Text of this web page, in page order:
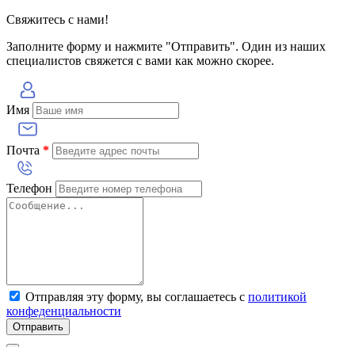
Свяжитесь с нами!
Заполните форму и нажмите "Отправить". Один из наших
специалистов свяжется с вами как можно скорее.
Имя
Почта *
Телефон
Отправляя эту форму, вы соглашаетесь с политикой
конфеденциальности
Отправить